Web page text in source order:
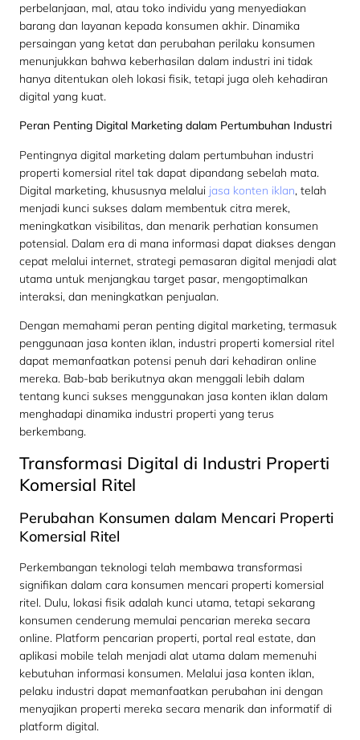
perbelanjaan, mal, atau toko individu yang menyediakan
barang dan layanan kepada konsumen akhir. Dinamika
persaingan yang ketat dan perubahan perilaku konsumen
menunjukkan bahwa keberhasilan dalam industri ini tidak
hanya ditentukan oleh lokasi fisik, tetapi juga oleh kehadiran
digital yang kuat.
Peran Penting Digital Marketing dalam Pertumbuhan Industri
Pentingnya digital marketing dalam pertumbuhan industri
properti komersial ritel tak dapat dipandang sebelah mata.
Digital marketing, khususnya melalui jasa konten iklan, telah
menjadi kunci sukses dalam membentuk citra merek,
meningkatkan visibilitas, dan menarik perhatian konsumen
potensial. Dalam era di mana informasi dapat diakses dengan
cepat melalui internet, strategi pemasaran digital menjadi alat
utama untuk menjangkau target pasar, mengoptimalkan
interaksi, dan meningkatkan penjualan.
Dengan memahami peran penting digital marketing, termasuk
penggunaan jasa konten iklan, industri properti komersial ritel
dapat memanfaatkan potensi penuh dari kehadiran online
mereka. Bab-bab berikutnya akan menggali lebih dalam
tentang kunci sukses menggunakan jasa konten iklan dalam
menghadapi dinamika industri properti yang terus
berkembang.
Transformasi Digital di Industri Properti
Komersial Ritel
Perubahan Konsumen dalam Mencari Properti
Komersial Ritel
Perkembangan teknologi telah membawa transformasi
signifikan dalam cara konsumen mencari properti komersial
ritel. Dulu, lokasi fisik adalah kunci utama, tetapi sekarang
konsumen cenderung memulai pencarian mereka secara
online. Platform pencarian properti, portal real estate, dan
aplikasi mobile telah menjadi alat utama dalam memenuhi
kebutuhan informasi konsumen. Melalui jasa konten iklan,
pelaku industri dapat memanfaatkan perubahan ini dengan
menyajikan properti mereka secara menarik dan informatif di
platform digital.